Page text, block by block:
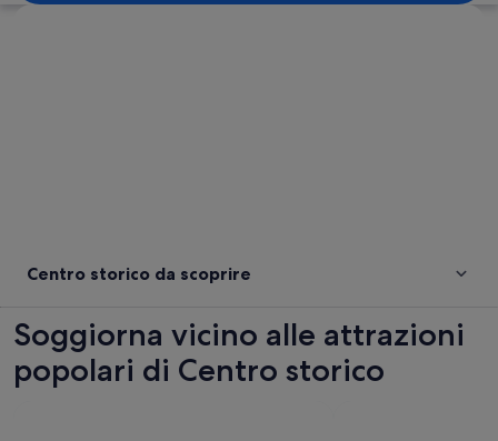
Centro storico da scoprire
Soggiorna vicino alle attrazioni
popolari di Centro storico